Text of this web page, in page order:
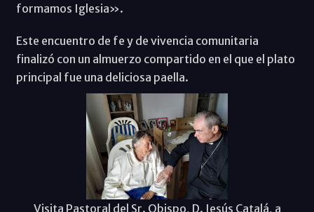
formamos Iglesia».
Este encuentro de fe y de vivencia comunitaria
finalizó con un almuerzo compartido en el que el plato
principal fue una deliciosa paella.
Visita Pastoral del Sr. Obispo, D. Jesús Catalá, a